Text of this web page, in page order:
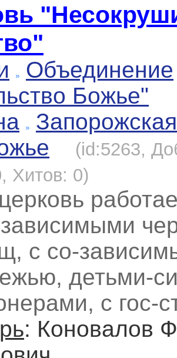
Объединение
Божье"
Запорожская
(id:5263,
Хитов: 0)
с со-
детьми-
с гос-
: Коновалов